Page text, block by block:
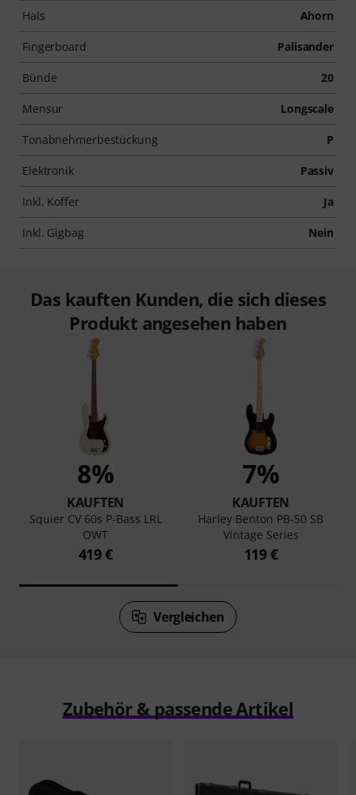
Hals Ahorn
Fingerboard Palisander
Bünde 20
Mensur Longscale
Tonabnehmerbestückung P
Elektronik Passiv
Inkl. Koffer Ja
Inkl. Gigbag Nein
Das kauften Kunden, die sich dieses
Produkt angesehen haben
8%
KAUFTEN
Squier CV 60s P-Bass LRL
OWT
419 €
7%
KAUFTEN
Harley Benton PB-50 SB
Vintage Series
119 €
Vergleichen
Zubehör & passende Artikel